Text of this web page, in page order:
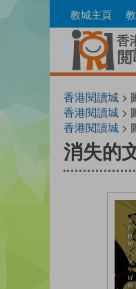
to
教城主頁
香港閱讀城 >
香港閱讀城 >
香港閱讀城 >
消失的